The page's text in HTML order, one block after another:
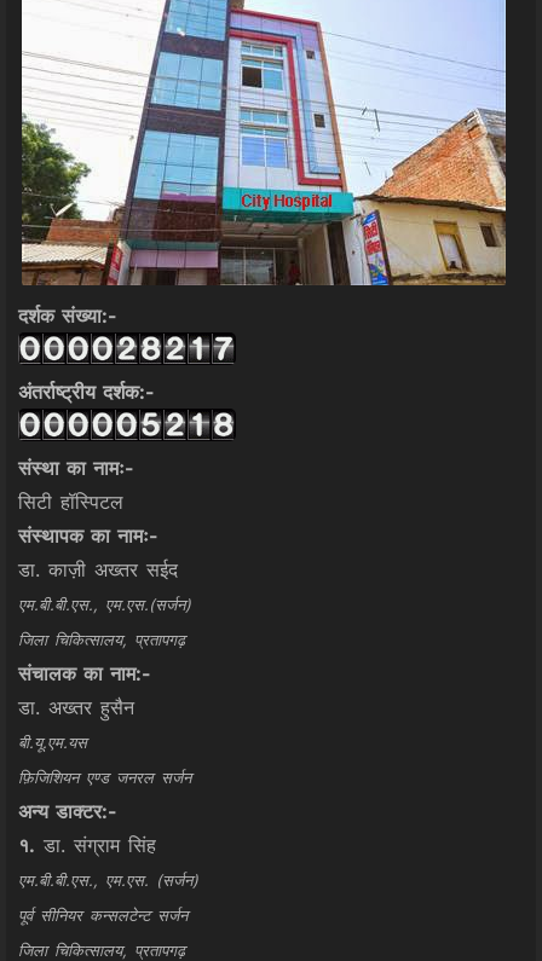
दर्शक संख्या:-
अंतर्राष्ट्रीय दर्शक:-
संस्था का नामः-
सिटी हॉस्पिटल
संस्थापक का नामः-
डा. काज़ी अख्तर सईद
एम.बी.बी.एस., एम.एस.(सर्जन)
जिला चिकित्सालय, प्रतापगढ़
संचालक का नाम:-
डा. अख्तर हुसैन
बी.यू.एम.यस
फ़िजिशियन एण्ड जनरल सर्जन
अन्य डाक्टर:-
१. डा. संग्राम सिंह
एम.बी.बी.एस., एम.एस. (सर्जन)
पूर्व सीनियर कन्सलटेन्ट सर्जन
जिला चिकित्सालय, प्रतापगढ़